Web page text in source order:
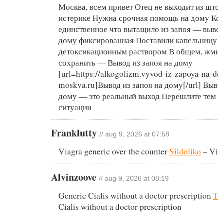
Москва, всем привет Отец не выходит из
истерике Нужна срочная помощь на дому
единственное что вытащило из запоя —
дому фиксированная Поставили
детоксикационным раствором В общем,
сохранить — Вывод из запоя на дому
[url=https://alkogolizm.vyvod-iz-zapoya-na-
moskva.ru]Вывод из запоя на дому[/url]
дому — это реальный выход Перешлите тем
ситуации
Franklutty // aug 9, 2026 at 07:58
Viagra generic over the counterSildoliko–
Alvinzoove // aug 9, 2026 at 08:19
Generic Cialis without a doctor prescription
Cialis without a doctor prescription